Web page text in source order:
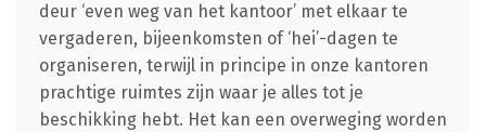
deur ‘even weg van het kantoor’ met elkaar te
vergaderen, bijeenkomsten of ‘hei’-dagen te
organiseren, terwijl in principe in onze kantoren
prachtige ruimtes zijn waar je alles tot je
beschikking hebt. Het kan een overweging worden